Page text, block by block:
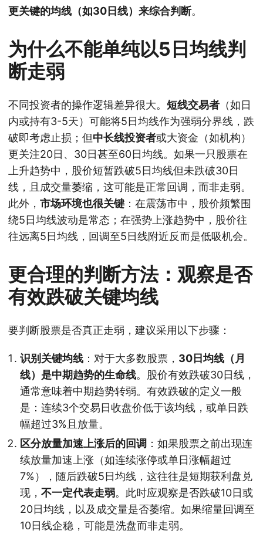
更关键的均线（如30日线）来综合判断。
为什么不能单纯以5日均线判
断走弱
不同投资者的操作逻辑差异很大。 短线交易者 （如日
内或持有3-5天）可能将5日均线作为强弱分界线，跌
破即考虑止损；但中长线投资者或大资金（如机构）
更关注20日、30日甚至60日均线。如果一只股票在
上升趋势中，股价短暂跌破5日均线但未跌破30日
线，且成交量萎缩，这可能是正常回调，而非走弱。
此外， 市场环境也很关键：在震荡市中，股价频繁围
绕5日均线波动是常态；在强势上涨趋势中，股价往
往远离5日均线，回调至5日线附近反而是低吸机会。
更合理的判断方法：观察是否
有效跌破关键均线
要判断股票是否真正走弱，建议采用以下步骤：
识别关键均线 ：对于大多数股票， 30日均线（月
线）是中期趋势的生命线。股价有效跌破30日线，
通常意味着中期趋势转弱。有效跌破的定义一般
是：连续3个交易日收盘价低于该均线，或单日跌
幅超过3%且放量。
区分放量加速上涨后的回调 ：如果股票之前出现连
续放量加速上涨（如连续涨停或单日涨幅超过
7%），随后跌破5日均线，这往往是短期获利盘兑
现， 不一定代表走弱。此时应观察是否跌破10日或
20日均线，以及成交量是否萎缩。如果缩量回调至
10日线企稳，可能是洗盘而非走弱。